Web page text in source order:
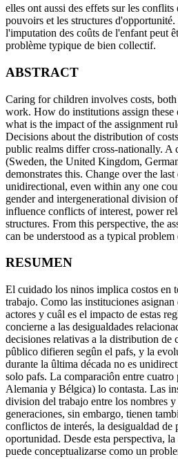
elles ont aussi des effets sur les
pouvoirs et les structures
l'imputation des coûts de l'enfant peut
problème typique de bien collectif.
ABSTRACT
Caring for children involves costs,
work. How do institutions assign these
what is the impact of the assignment
Decisions about the distribution of
public realms differ cross-nationally. A
(Sweden, the United Kingdom,
demonstrates this. Change over the last
unidirectional, even within any one
gender and intergenerational division
influence conflicts of interest, power
structures. From this perspective, the
can be understood as a typical
RESUMEN
El cuidado los ninos implica costos en
trabajo. Como las instituciones asignan
actores y cuâl es el impacto de estas
concierne a las desigualdades
decisiones relativas a la distribution de
pûblico difieren segûn el pafs, y la
durante la ûltima década no es
solo pafs. La comparaciôn entre
Alemania y Bélgica) lo contasta. Las
division del trabajo entre los nombres
generaciones, sin embargo, tienen
conflictos de interés, la desigualdad de
oportunidad. Desde esta perspectiva,
puede conceptualizarse como un